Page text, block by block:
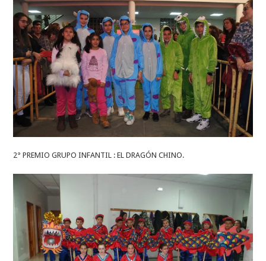
2° PREMIO GRUPO INFANTIL : EL DRAGÓN CHINO.